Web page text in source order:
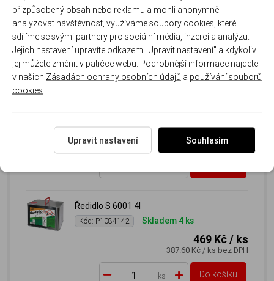
79 Kč/ ks
65.29 Kč/ ks bez DPH
ks Do košíku
689 Kč/ ks
569.42 Kč/ ksbez DPH
Ředidlo S 6001 4l
Kód: P1084142 Skladem 4 ks
469 Kč/ ks
387.60 Kč/ ks bez DPH
ks Do košíku
přizpůsobený obsah nebo reklamu a mohli anonymně
analyzovat návštěvnost, využíváme soubory cookies, které
sdílíme se svými partnery pro sociální média, inzerci a analýzu.
Jejich nastavení upravíte odkazem "Upravit nastavení" a kdykoliv
jej můžete změnit v patičce webu. Podrobnější informace najdete
v našich Zásadách ochrany osobních údajů a používání souborů
cookies
Upravit nastavení Souhlasím